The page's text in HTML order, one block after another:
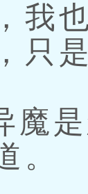
我
只
是
。